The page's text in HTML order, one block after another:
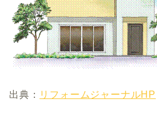
出典： リフォームジャーナルHP